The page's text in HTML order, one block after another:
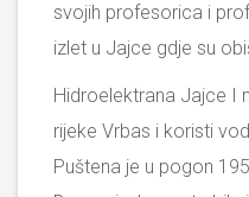
svojih profesorica i
izlet u Jajce gdje su
Hidroelektrana Jajce I
rijeke Vrbas i koristi
Puštena je u pogon